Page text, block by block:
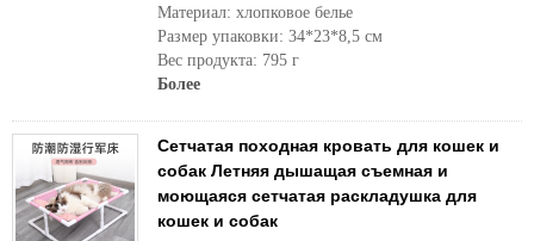
Материал: хлопковое белье
Размер упаковки: 34*23*8,5 см
Вес продукта: 795 г
Более
Сетчатая походная кровать для кошек и
собак Летняя дышащая съемная и
моющаяся сетчатая раскладушка для
кошек и собак